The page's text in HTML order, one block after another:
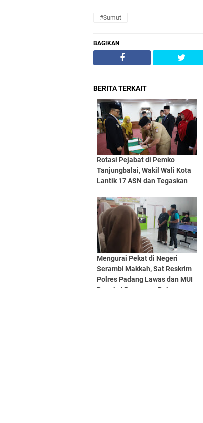
#Sumut
BAGIKAN
BERITA TERKAIT
Rotasi Pejabat di Pemko
Tanjungbalai, Wakil Wali Kota
Lantik 17 ASN dan Tegaskan
Larangan KKN
Mengurai Pekat di Negeri
Serambi Makkah, Sat Reskrim
Polres Padang Lawas dan MUI
Rangkul Pasangan Bukan